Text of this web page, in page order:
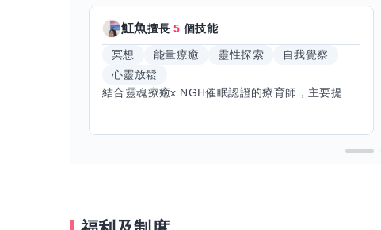
魟魚擅長5 個技能
冥想 能量療癒 靈性探索
自我覺察
心靈放鬆
結合靈魂療癒x NGH催眠認證的療育師，主要提供潛意識探索和靈魂導向的催眠療育。你會全程100%清醒跟我對話。